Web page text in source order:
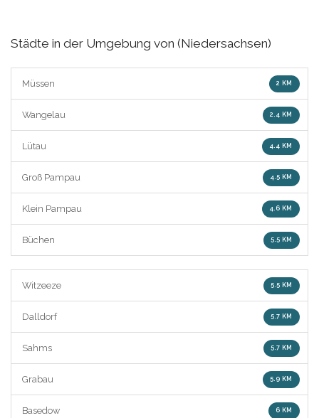
Städte in der Umgebung von (Niedersachsen)
Müssen 2 KM
Wangelau 2.4 KM
Lütau 4.4 KM
Groß Pampau 4.5 KM
Klein Pampau 4.6 KM
Büchen 5.5 KM
Witzeeze 5.5 KM
Dalldorf 5.7 KM
Sahms 5.7 KM
Grabau 5.9 KM
Basedow 6 KM